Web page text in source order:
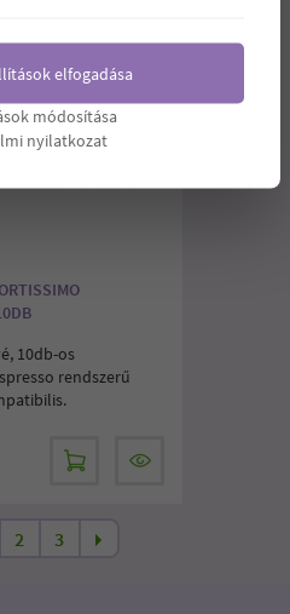
10db-os
rendszerű
2 3
elfogadása
módosítása
nyilatkozat